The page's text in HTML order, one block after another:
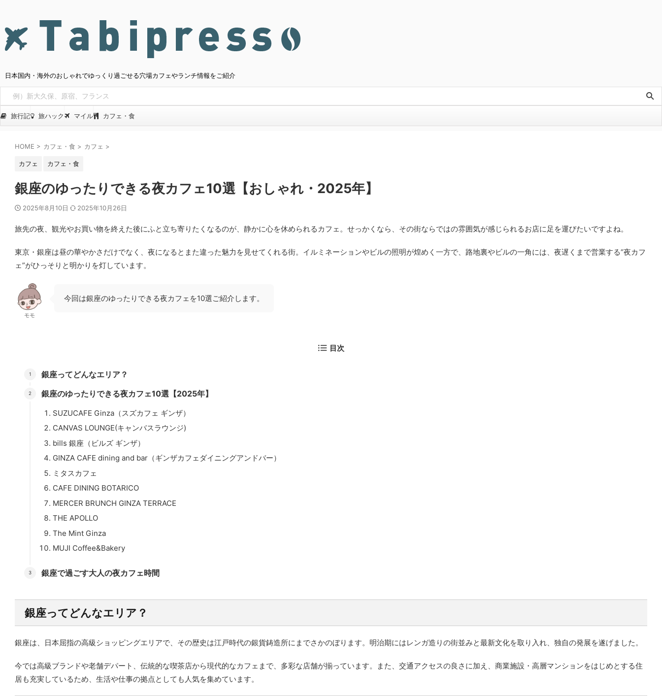
日本国内・海外のおしゃれでゆっくり過ごせる穴場カフェやランチ情報をご紹介
旅行記 旅ハック マイル カフェ・食
HOME > カフェ・食 > カフェ >
カフェ カフェ・食
銀座のゆったりできる夜カフェ10選【おしゃれ・2025年】
2025年8月10日 2025年10月26日
旅先の夜、観光やお買い物を終えた後にふと立ち寄りたくなるのが、静かに心を休められるカフェ。せっかくなら、その街ならではの雰囲気が感じられるお店に足を運びたいですよね。
東京・銀座は昼の華やかさだけでなく、夜になるとまた違った魅力を見せてくれる街。イルミネーションやビルの照明が煌めく一方で、路地裏やビルの一角には、夜遅くまで営業する“夜カフ
ェ”がひっそりと明かりを灯しています。
モモ
今回は銀座のゆったりできる夜カフェを10選ご紹介します。
目次
銀座ってどんなエリア？
銀座のゆったりできる夜カフェ10選【2025年】
SUZUCAFE Ginza（スズカフェ ギンザ）
CANVAS LOUNGE(キャンバスラウンジ)
bills 銀座（ビルズ ギンザ）
GINZA CAFE dining and bar（ギンザカフェダイニングアンドバー）
ミタスカフェ
CAFE DINING BOTARICO
MERCER BRUNCH GINZA TERRACE
THE APOLLO
The Mint Ginza
MUJI Coffee&Bakery
銀座で過ごす大人の夜カフェ時間
銀座ってどんなエリア？
銀座は、日本屈指の高級ショッピングエリアで、その歴史は江戸時代の銀貨鋳造所にまでさかのぼります。明治期にはレンガ造りの街並みと最新文化を取り入れ、独自の発展を遂げました。
今では高級ブランドや老舗デパート、伝統的な喫茶店から現代的なカフェまで、多彩な店舗が揃っています。また、交通アクセスの良さに加え、商業施設・高層マンションをはじめとする住
居も充実しているため、生活や仕事の拠点としても人気を集めています。